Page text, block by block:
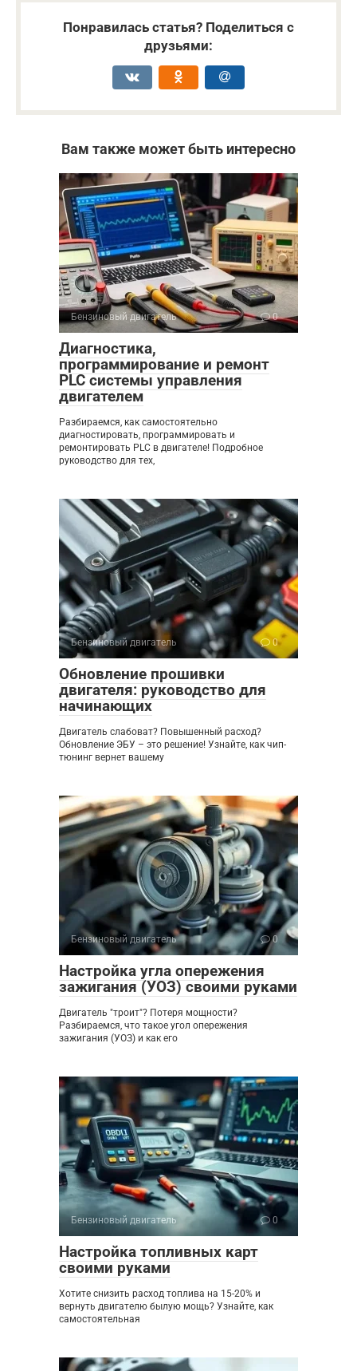
Понравилась статья? Поделиться с
друзьями:
Вам также может быть интересно
Бензиновый двигатель 0
Диагностика,
программирование и ремонт
PLC системы управления
двигателем
Разбираемся, как самостоятельно
диагностировать, программировать и
ремонтировать PLC в двигателе! Подробное
руководство для тех,
Бензиновый двигатель 0
Обновление прошивки
двигателя: руководство для
начинающих
Двигатель слабоват? Повышенный расход?
Обновление ЭБУ – это решение! Узнайте, как чип-
тюнинг вернет вашему
Бензиновый двигатель 0
Настройка угла опережения
зажигания (УОЗ) своими руками
Двигатель "троит"? Потеря мощности?
Разбираемся, что такое угол опережения
зажигания (УОЗ) и как его
Бензиновый двигатель 0
Настройка топливных карт
своими руками
Хотите снизить расход топлива на 15-20% и
вернуть двигателю былую мощь? Узнайте, как
самостоятельная